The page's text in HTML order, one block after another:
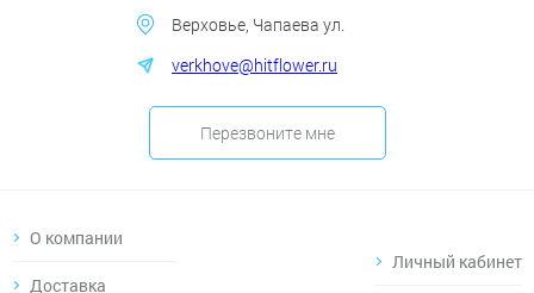
Верховье, Чапаева ул.
verkhove@hitflower.ru
Перезвоните мне
О компании
Доставка
Личный кабинет